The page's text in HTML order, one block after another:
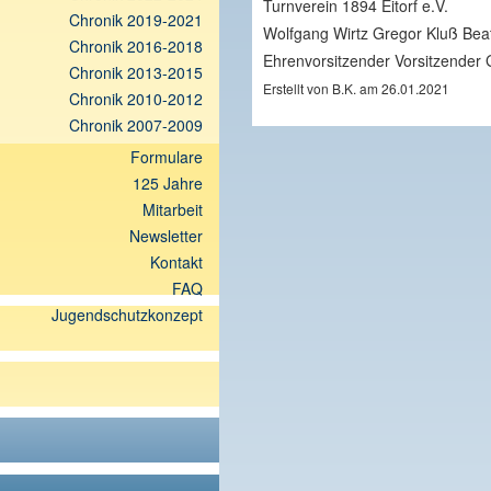
Chronik 2019-2021
Chronik 2016-2018
Chronik 2013-2015
Chronik 2010-2012
Chronik 2007-2009
Formulare
125 Jahre
Mitarbeit
Newsletter
Kontakt
FAQ
Jugendschutzkonzept
Turnverein 1894 Eitorf e.V.
Wolfgang Wirtz Gregor Kluß
Ehrenvorsitzender Vorsitzender
Erstellt von B.K. am 26.01.2021